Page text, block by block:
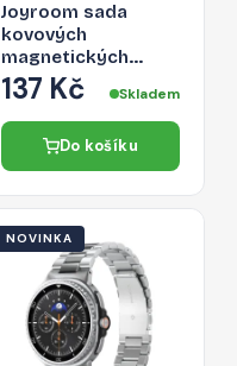
Joyroom sada
kovových
magnetických
kroužků pro
smartphone 2 ks,
růžová (JR-Mag-M3)
137 Kč Skladem
Do košíku
NOVINKA